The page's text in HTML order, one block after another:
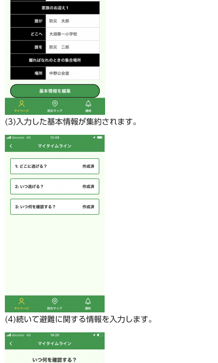
(3)入力した基本情報が集約されます。
(4)続いて避難に関する情報を入力します。